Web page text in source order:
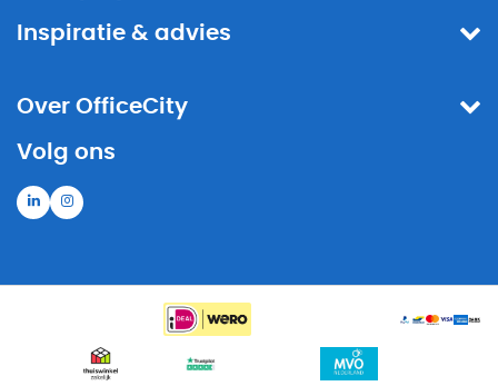
Inspiratie & advies
Over OfficeCity
Volg ons